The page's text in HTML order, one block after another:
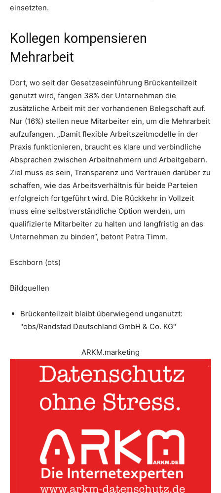
einsetzten.
Kollegen kompensieren
Mehrarbeit
Dort, wo seit der Gesetzeseinführung Brückenteilzeit
genutzt wird, fangen 38% der Unternehmen die
zusätzliche Arbeit mit der vorhandenen Belegschaft auf.
Nur (16%) stellen neue Mitarbeiter ein, um die Mehrarbeit
aufzufangen. „Damit flexible Arbeitszeitmodelle in der
Praxis funktionieren, braucht es klare und verbindliche
Absprachen zwischen Arbeitnehmern und Arbeitgebern.
Ziel muss es sein, Transparenz und Vertrauen darüber zu
schaffen, wie das Arbeitsverhältnis für beide Parteien
erfolgreich fortgeführt wird. Die Rückkehr in Vollzeit
muss eine selbstverständliche Option werden, um
qualifizierte Mitarbeiter zu halten und langfristig an das
Unternehmen zu binden“, betont Petra Timm.
Eschborn (ots)
Bildquellen
Brückenteilzeit bleibt überwiegend ungenutzt:
"obs/Randstad Deutschland GmbH & Co. KG"
ARKM.marketing